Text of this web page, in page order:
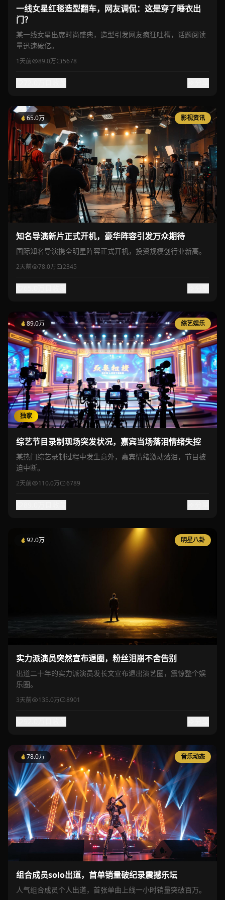
一线女星红毯造型翻车，网友调侃：这是穿了睡衣出
门？
某一线女星出席时尚盛典，造型引发网友疯狂吐槽，话题阅读
量迅速破亿。
1天前 89.0万 5678
65.0万 影视资讯
知名导演新片正式开机，豪华阵容引发万众期待
国际知名导演携全明星阵容正式开机，投资规模创行业新高。
2天前 78.0万 2345
89.0万 综艺娱乐
独家
综艺节目录制现场突发状况，嘉宾当场落泪情绪失控
某热门综艺录制过程中发生意外，嘉宾情绪激动落泪，节目被
迫中断。
2天前 110.0万 6789
92.0万 明星八卦
实力派演员突然宣布退圈，粉丝泪崩不舍告别
出道二十年的实力派演员发长文宣布退出演艺圈，震惊整个娱
乐圈。
3天前 135.0万 8901
78.0万 音乐动态
组合成员solo出道，首单销量破纪录震撼乐坛
人气组合成员个人出道，首张单曲上线一小时销量突破百万。